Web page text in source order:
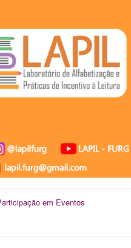
em Eventos